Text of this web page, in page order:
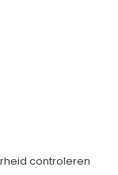
controleren